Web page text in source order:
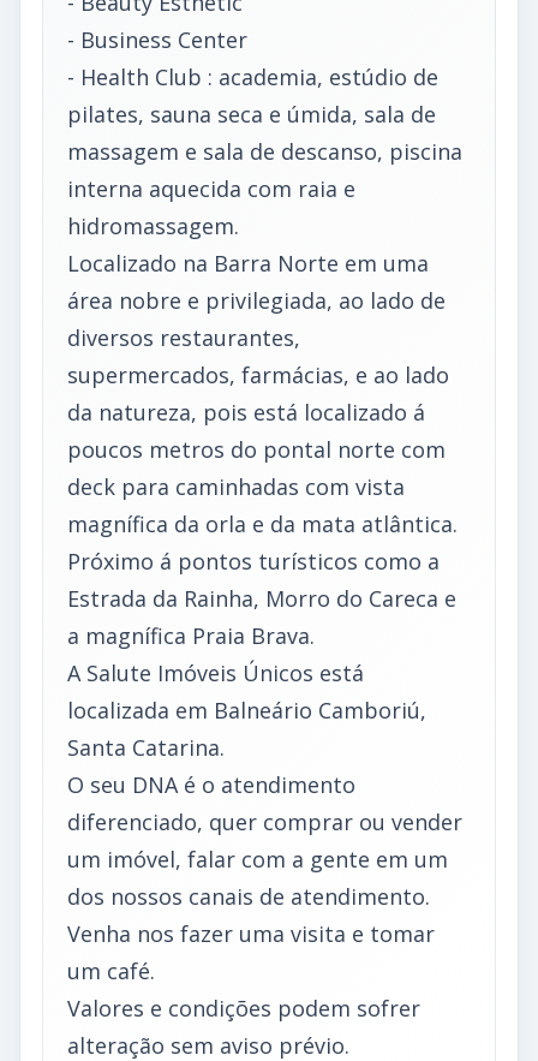
- Business Center
- Health Club : academia, estúdio de
pilates, sauna seca e úmida, sala de
massagem e sala de descanso, piscina
interna aquecida com raia e
hidromassagem.
Localizado na Barra Norte em uma
área nobre e privilegiada, ao lado de
diversos restaurantes,
supermercados, farmácias, e ao lado
da natureza, pois está localizado á
poucos metros do pontal norte com
deck para caminhadas com vista
magnífica da orla e da mata atlântica.
Próximo á pontos turísticos como a
Estrada da Rainha, Morro do Careca e
a magnífica Praia Brava.
A Salute Imóveis Únicos está
localizada em Balneário Camboriú,
Santa Catarina.
O seu DNA é o atendimento
diferenciado, quer comprar ou vender
um imóvel, falar com a gente em um
dos nossos canais de atendimento.
Venha nos fazer uma visita e tomar
um café.
Valores e condições podem sofrer
alteração sem aviso prévio.